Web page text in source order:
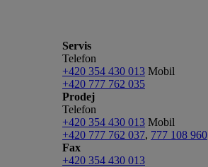
Servis
Telefon
+420 354 430 013 Mobil
+420 777 762 035
Prodej
Telefon
+420 354 430 013 Mobil
+420 777 762 037, 777 108 960
Fax
+420 354 430 013